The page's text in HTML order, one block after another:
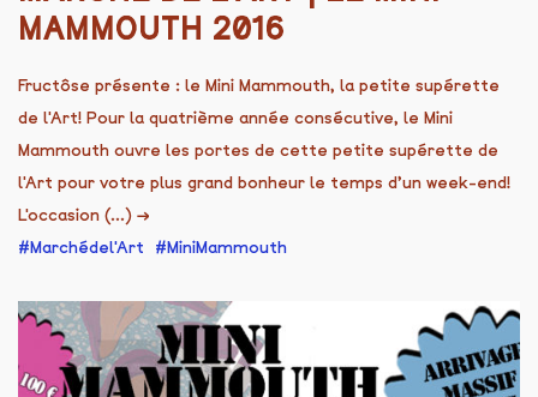
MAMMOUTH 2016
Fructôse présente : le Mini Mammouth, la petite supérette
de l'Art! Pour la quatrième année consécutive, le Mini
Mammouth ouvre les portes de cette petite supérette de
l'Art pour votre plus grand bonheur le temps d’un week-end!
L'occasion (...) →
Marchédel'Art
MiniMammouth